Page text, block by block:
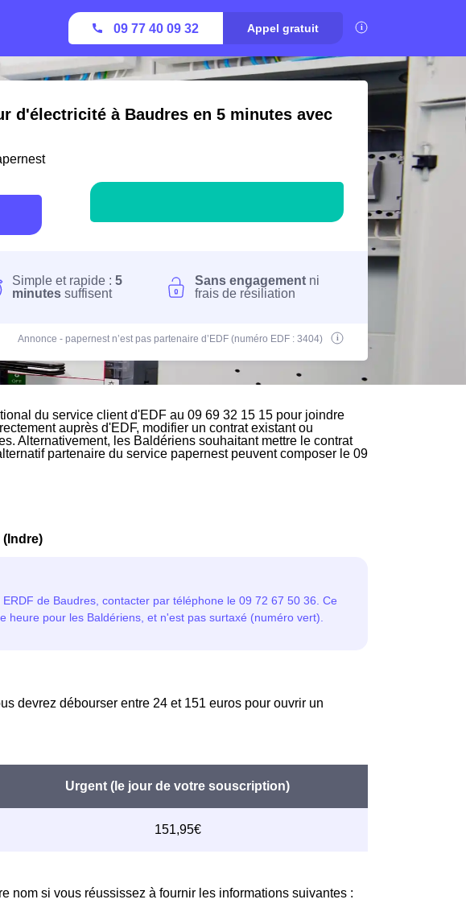
09 77 40 09 32 Appel gratuit
d'électricité à Baudres en 5 minutes avec
Simple et rapide :5
minutes suffisent
Sans engagement ni
frais de résiliation
Annonce - papernest n’est pas partenaire d’EDF (numéro EDF : 3404)
du service client d'EDF au 09 69 32 15 15 pour joindre
auprès d'EDF, modifier un contrat existant ou
Alternativement, les Baldériens souhaitant mettre le contrat
partenaire du service papernest peuvent composer le 09
devrez débourser entre 24 et 151 euros pour ouvrir un
nom si vous réussissez à fournir les informations suivantes :